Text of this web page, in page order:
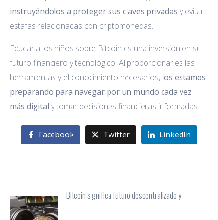
instruyéndolos a proteger sus claves privadas y evitar
estafas relacionadas con criptomonedas.
Educar a los niños sobre Bitcoin es una inversión en su
futuro financiero y tecnológico. Al proporcionarles las
herramientas y el conocimiento necesarios, los estamos
preparando para navegar por un mundo cada vez
más digital y tomar decisiones financieras informadas.
Facebook Twitter LinkedIn
Bitcoin significa futuro descentralizado y